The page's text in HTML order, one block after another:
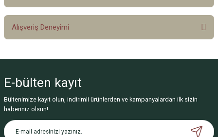
Ürün hakkında henüz soru sorulmamış.
Alışveriş Deneyimi
Deneyimini Paylaş
E-bülten kayıt
Bültenimize kayıt olun, indirimli ürünlerden ve kampanyalardan ilk sizin
haberiniz olsun!